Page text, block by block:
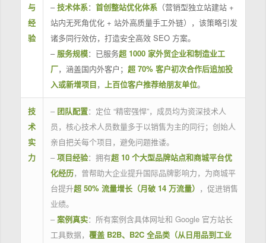
与
经
验
–技术体系： 首创整站优化体系（营销型独立站建站 +
站内无死角优化 + 站外高质量手工外链），该策略引发
诸多同行效仿，打造安全高效 SEO 方案。
– 服务规模：已服务超 1000 家外贸企业和制造业工
厂，涵盖国内外客户； 超 70% 客户初次合作后追加投
入或新增项目， 上百位客户推荐给朋友单位。
技
术
实
力
– 团队配置：定位 “精密强悍”，成员均为资深技术人
员，核心技术人员数量多于以销售为主的同行；创始人
亲自把关每个项目，避免问题推诿。
– 项目经验：拥有超 10 个大型品牌站点和商城平台优
化经历，曾帮助大企业提升国际品牌影响力，为商城平
台提升超 50% 流量增长（月破 14 万流量） ，促进销售
业绩。
– 案例真实：所有案例含具体网址和 Google 官方站长
工具数据， 覆盖 B2B、B2C 全品类（从日用品到工业